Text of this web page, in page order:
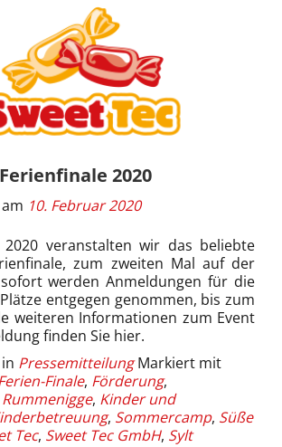
2020
10. Februar 2020
veranstalten wir das beliebte
zum zweiten Mal auf der
werden Anmeldungen für die
entgegen genommen, bis zum
weiteren Informationen zum Event
finden Sie hier.
Pressemitteilung Markiert mit
Finale, Förderung,
, Kinder und
, Sommercamp, Süße
Tec, Sweet Tec GmbH, Sylt